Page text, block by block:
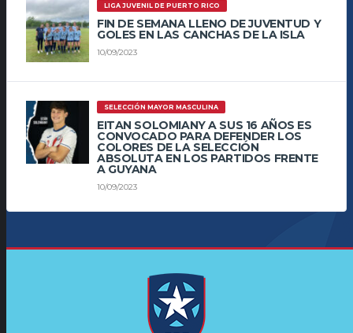
LIGA JUVENIL DE PUERTO RICO
FIN DE SEMANA LLENO DE JUVENTUD Y
GOLES EN LAS CANCHAS DE LA ISLA
10/09/2023
SELECCIÓN MAYOR MASCULINA
EITAN SOLOMIANY A SUS 16 AÑOS ES
CONVOCADO PARA DEFENDER LOS
COLORES DE LA SELECCIÓN
ABSOLUTA EN LOS PARTIDOS FRENTE
A GUYANA
10/09/2023